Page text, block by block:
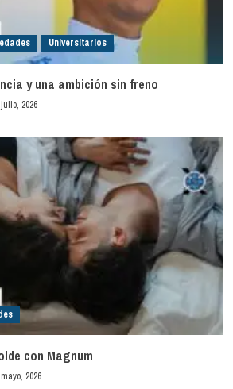
Universitarios
y una ambición sin freno
2026
con Magnum
2026